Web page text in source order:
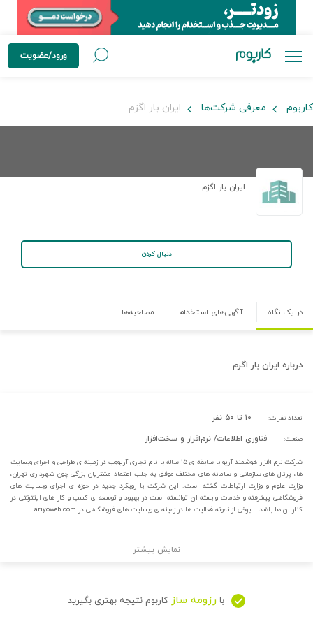
ورود/عضویت
کاربوم معرفی شرکت‌ها ایران بار اگزم
ایران بار اگزم
دنبال کردن
در یک نگاه آگهی‌های استخدام مصاحبه‌ها
درباره ایران بار اگزم
تعداد نفرات: ۱۰ تا ۵۰ نفر
صنعت: فناوری اطلاعات/ نرم‌افزار و سخت‌افزار
شرکت نرم افزار هوشمند آریو با سابقه ی ۱۵ ساله با نام تجاری آریووب در زمینه ی طراحی و اجرای وبسایت
ها، پرتال های سازمانی و سامانه های مختلف موفق به جلب اعتماد مشتریان بزرگی چون شهرداری تهران،
وزارت علوم و وزارت ارتباطات گشته است. این شرکت با رویکرد جدید در حوزه ی اجرای وبسایت های
فروشگاهی پیشرفته و خدمات وابسته آن توانسته است در بهبود و توسعه ی کسب و کار های اینترنتی در
کنار آن ها باشد ...برخی از نمونه فعالیت ها در زمینه ی وبسایت های فروشگاهی در ariyoweb.com
نمایش بیشتر
با رزومه ساز کاربوم نتیجه بهتری بگیرید